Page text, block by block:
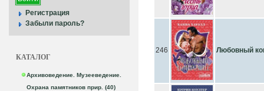
Регистрация
Забыли пароль?
КАТАЛОГ
Архивоведение. Музееведение.
Охрана памятников прир. (40)
246 Любовный